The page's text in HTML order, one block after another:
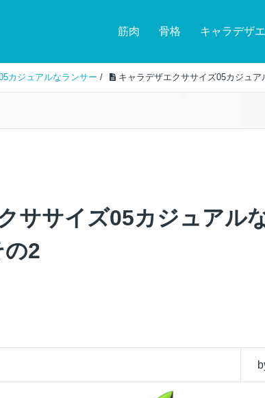
筋肉 骨格 キャラデザ
カジュアルなランサー / キャラデザエクササイズ05カジュ
ササイズ05カジュアル
の2